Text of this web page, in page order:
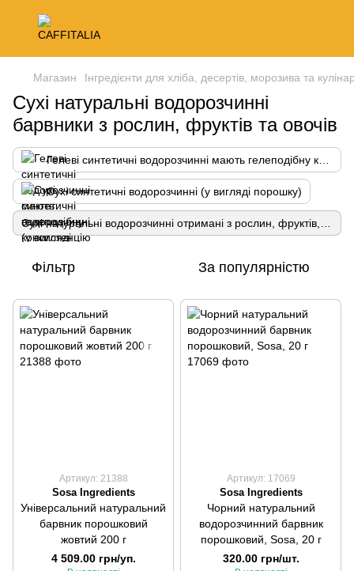
Магазин Інгредієнти для хліба, десертів, морозива та
Сухі натуральні водорозчинні
барвники з рослин, фруктів та овочів
Сухі синтетичні водорозчинні (у вигляді порошку)
Фільтр За популярністю
Артикул: 21388
Sosa Ingredients
Універсальний натуральний
барвник порошковий
жовтий 200 г
4 509.00 грн/уп.
Артикул: 17069
Sosa Ingredients
Чорний натуральний
водорозчинний барвник
порошковий, Sosa, 20 г
320.00 грн/шт.